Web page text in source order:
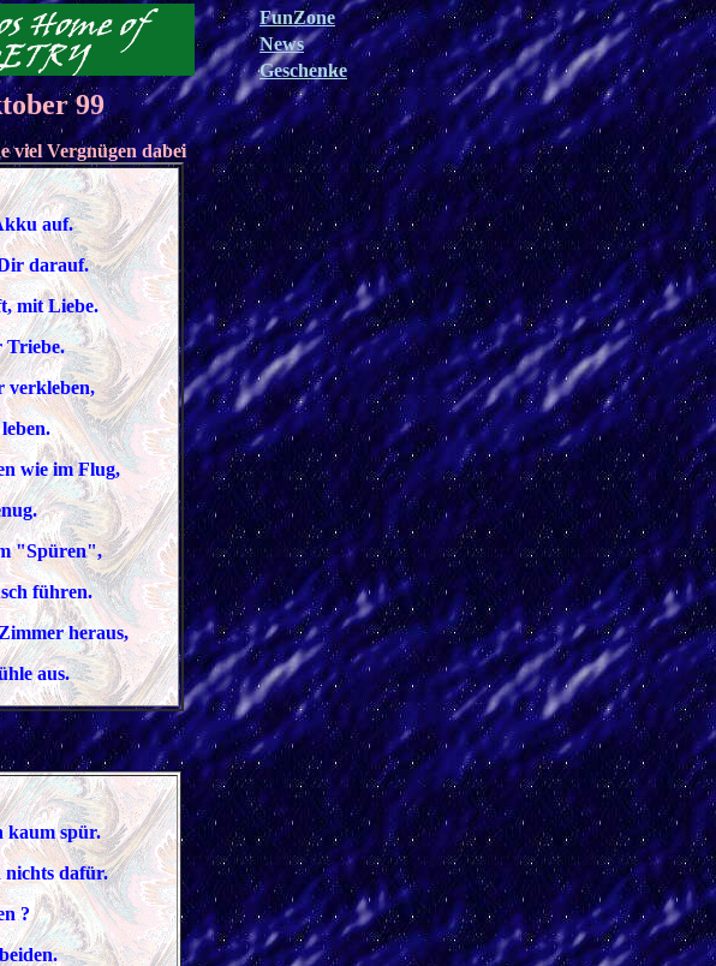
FunZone
News
Geschenke
99
viel Vergnügen dabei
auf.
darauf.
mit Liebe.
Triebe.
verkleben,
wie im Flug,
"Spüren",
führen.
heraus,
aus.
kaum spür.
nichts dafür.
?